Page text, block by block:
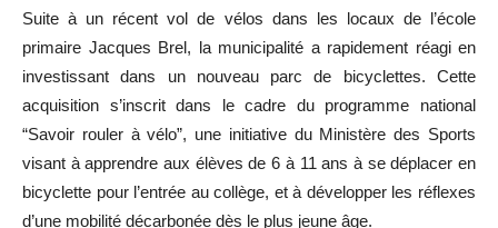
Suite à un récent vol de vélos dans les locaux de l’école
primaire Jacques Brel, la municipalité a rapidement réagi en
investissant dans un nouveau parc de bicyclettes. Cette
acquisition s’inscrit dans le cadre du programme national
“Savoir rouler à vélo”, une initiative du Ministère des Sports
visant à apprendre aux élèves de 6 à 11 ans à se déplacer en
bicyclette pour l’entrée au collège, et à développer les réflexes
d’une mobilité décarbonée dès le plus jeune âge.